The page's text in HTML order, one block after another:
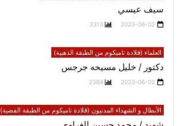
سيف عيسي
2023-06-02
2313
العلماء (قلادة تاميكوم من الطبقة الذهبية)
دكتور / خليل مسيحه جرجس
2023-06-02
2384
الأبطال و الشهداء المدنيون (قلادة تاميكوم من الطبقة الفضية)